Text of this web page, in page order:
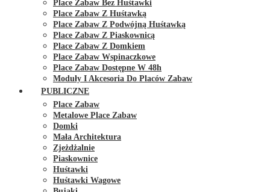
Place Zabaw Bez Huśtawki
Place Zabaw Z Huśtawką
Place Zabaw Z Podwójną Huśtawką
Place Zabaw Z Piaskownicą
Place Zabaw Z Domkiem
Place Zabaw Wspinaczkowe
Place Zabaw Dostępne W 48h
Moduły I Akcesoria Do Placów Zabaw
PUBLICZNE
Place Zabaw
Metalowe Place Zabaw
Domki
Mała Architektura
Zjeżdżalnie
Piaskownice
Huśtawki
Huśtawki Wagowe